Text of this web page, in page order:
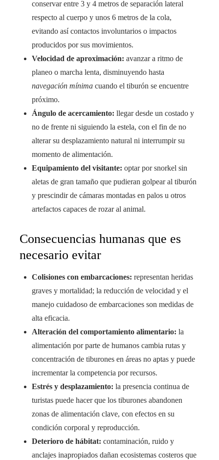
conservar entre 3 y 4 metros de separación lateral
respecto al cuerpo y unos 6 metros de la cola,
evitando así contactos involuntarios o impactos
producidos por sus movimientos.
Velocidad de aproximación: avanzar a ritmo de
planeo o marcha lenta, disminuyendo hasta
navegación mínima cuando el tiburón se encuentre
próximo.
Ángulo de acercamiento: llegar desde un costado y
no de frente ni siguiendo la estela, con el fin de no
alterar su desplazamiento natural ni interrumpir su
momento de alimentación.
Equipamiento del visitante: optar por snorkel sin
aletas de gran tamaño que pudieran golpear al tiburón
y prescindir de cámaras montadas en palos u otros
artefactos capaces de rozar al animal.
Consecuencias humanas que es
necesario evitar
Colisiones con embarcaciones: representan heridas
graves y mortalidad; la reducción de velocidad y el
manejo cuidadoso de embarcaciones son medidas de
alta eficacia.
Alteración del comportamiento alimentario: la
alimentación por parte de humanos cambia rutas y
concentración de tiburones en áreas no aptas y puede
incrementar la competencia por recursos.
Estrés y desplazamiento: la presencia continua de
turistas puede hacer que los tiburones abandonen
zonas de alimentación clave, con efectos en su
condición corporal y reproducción.
Deterioro de hábitat: contaminación, ruido y
anclajes inapropiados dañan ecosistemas costeros que